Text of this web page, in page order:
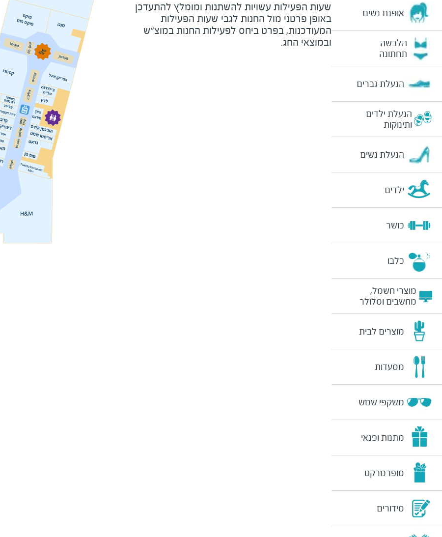
אופנת נשים
הלבשה
תחתונה
הנעלת גברים
הנעלת ילדים
ותינוקות
הנעלת נשים
ילדים
כושר
כלבו
מוצרי חשמל,
מחשבים וסלולר
מוצרים לבית
מסעדות
משקפי שמש
מתנות ופנאי
סופרמרקט
סידורים
שעות הפעילות עשויות להשתנות ומומלץ להתעדכן
באופן פרטני מול החנות לגבי שעות הפעילות
המעודכנות, בפרט ביחס לפעילות החנות במוצ"ש
ובמוצאי החג.